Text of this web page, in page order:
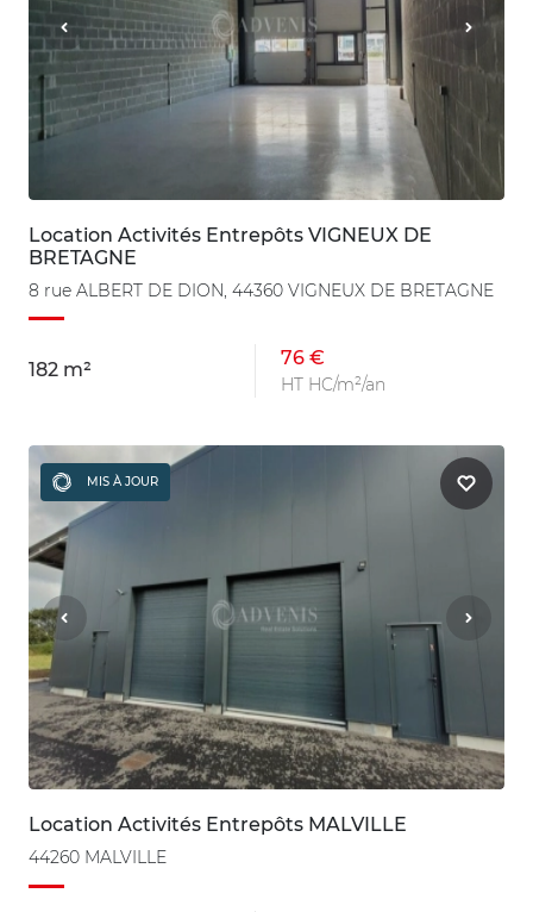
Location Activités Entrepôts VIGNEUX DE
BRETAGNE
8 rue ALBERT DE DION, 44360 VIGNEUX DE BRETAGNE
182 m²
76 €
HT HC/m²/an
MIS À JOUR
Location Activités Entrepôts MALVILLE
44260 MALVILLE